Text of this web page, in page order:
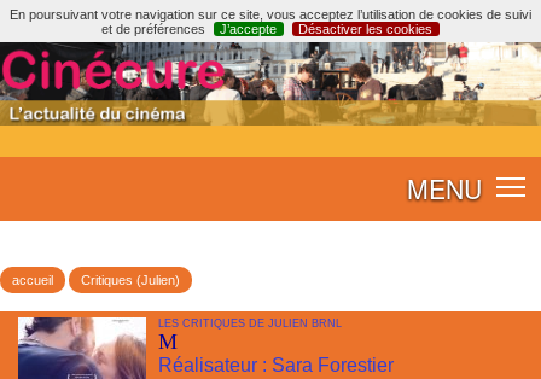
En poursuivant votre navigation sur ce site, vous acceptez l’utilisation de cookies de suivi
et de préférences
J’accepte Désactiver les cookies
MENU
accueil Critiques (Julien)
LES CRITIQUES DE JULIEN BRNL
M
Réalisateur : Sara Forestier